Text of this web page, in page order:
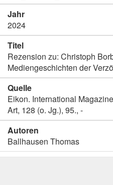
Jahr
2024
Titel
Rezension zu: Christoph
Mediengeschichten der
Quelle
Eikon. International
Art, 128 (o. Jg.), 95., -
Autoren
Ballhausen Thomas